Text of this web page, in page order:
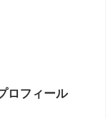
ロフィール